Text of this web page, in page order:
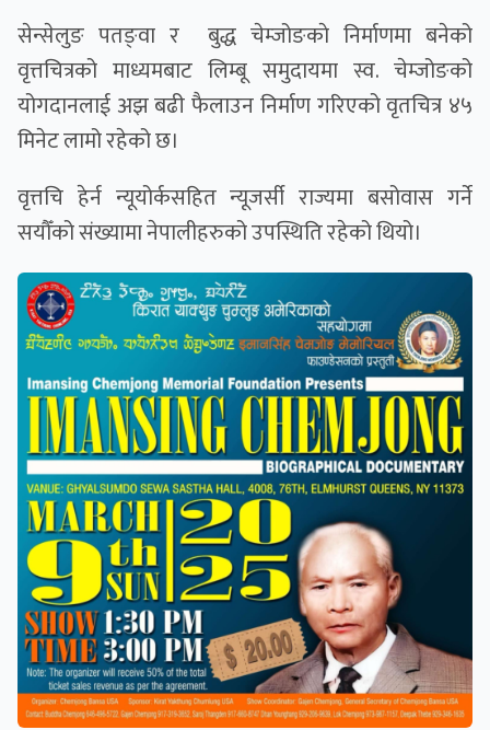
सेन्सेलुङ पतङ्वा र बुद्ध चेम्जोङकाे निर्माणमा बनेको
वृत्तचित्रको माध्यमबाट लिम्बू समुदायमा स्व. चेम्जोङको
योगदानलाई अझ बढी फैलाउन निर्माण गरिएको वृतचित्र ४५
मिनेट लामो रहेको छ।
वृत्तचि हेर्न न्यूयोर्कसहित न्यूजर्सी राज्यमा बसोवास गर्ने
सयौँको संख्यामा नेपालीहरुको उपस्थिति रहेको थियो।